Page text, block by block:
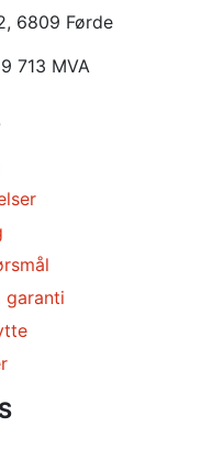
6809 Førde
713 MVA
garanti